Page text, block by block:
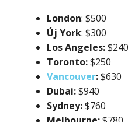
London: $500
Új York: $300
Los Angeles:$240
Toronto:$250
Vancouver:$630
Dubai:$940
Sydney:$760